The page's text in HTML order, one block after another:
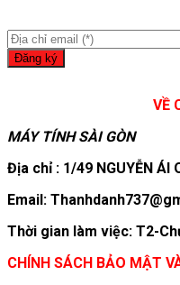
VỀ
MÁY TÍNH SÀI GÒN
Địa chỉ : 1/49 NGUYỄN ÁI
Email:
Thời gian làm việc: T2-
CHÍNH SÁCH BẢO MẬT